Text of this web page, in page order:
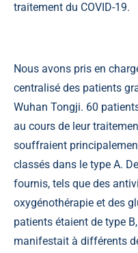
traitement du COVID-19.
Nous avons pris en
centralisé des patients
Wuhan Tongji. 60
au cours de leur
souffraient
classés dans le type A.
fournis, tels que des
oxygénothérapie et des
patients étaient de type
manifestait à différents